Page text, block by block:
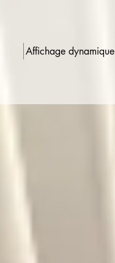
Affichage dynamique